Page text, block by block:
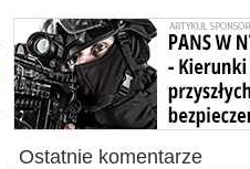
ostatnie komentarze